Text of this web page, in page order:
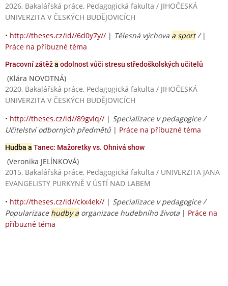
2026, Bakalářská práce, Pedagogická fakulta / JIHOČESKÁ
UNIVERZITA V ČESKÝCH BUDĚJOVICÍCH
• http://theses.cz/id//6d0y7y// | Tělesná výchova a sport/ |
Práce na příbuzné téma
Pracovní zátěža odolnost vůči stresu středoškolských učitelů
(Klára NOVOTNÁ)
2020, Bakalářská práce, Pedagogická fakulta / JIHOČESKÁ
UNIVERZITA V ČESKÝCH BUDĚJOVICÍCH
• http://theses.cz/id//89gvlq// | Specializace v pedagogice /
Učitelství odborných předmětů | Práce na příbuzné téma
Hudba a Tanec: Mažoretky vs. Ohnivá show
(Veronika JELÍNKOVÁ)
2015, Bakalářská práce, Pedagogická fakulta / UNIVERZITA JANA
EVANGELISTY PURKYNĚ V ÚSTÍ NAD LABEM
• http://theses.cz/id//ckx4ek// | Specializace v pedagogice /
Popularizace hudby a organizace hudebního života | Práce na
příbuzné téma